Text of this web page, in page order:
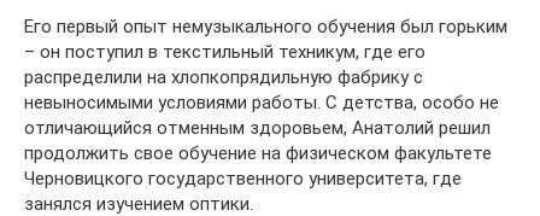
Его первый опыт немузыкального обучения был горьким
– он поступил в текстильный техникум, где его
распределили на хлопкопрядильную фабрику с
невыносимыми условиями работы. С детства, особо не
отличающийся отменным здоровьем, Анатолий решил
продолжить свое обучение на физическом факультете
Черновицкого государственного университета, где
занялся изучением оптики.